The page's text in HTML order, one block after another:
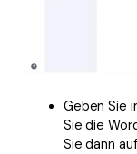
Geben Sie
Sie die
Sie dann